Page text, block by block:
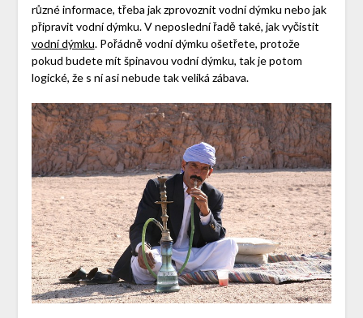
různé informace, třeba jak zprovoznit vodní dýmku nebo jak
připravit vodní dýmku. V neposlední řadě také, jak vyčistit
vodní dýmku. Pořádně vodní dýmku ošetřete, protože
pokud budete mít špinavou vodní dýmku, tak je potom
logické, že s ní asi nebude tak veliká zábava.